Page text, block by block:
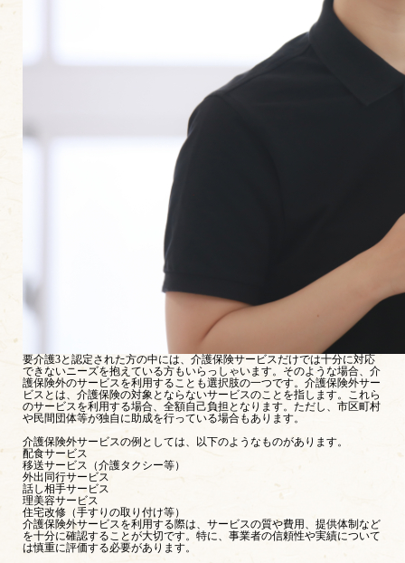
要介護3と認定された方の中には、介護保険サービスだけでは十分に対応
できないニーズを抱えている方もいらっしゃいます。そのような場合、介
護保険外のサービスを利用することも選択肢の一つです。介護保険外サー
ビスとは、介護保険の対象とならないサービスのことを指します。これら
のサービスを利用する場合、全額自己負担となります。ただし、市区町村
や民間団体等が独自に助成を行っている場合もあります。
介護保険外サービスの例としては、以下のようなものがあります。
配食サービス
移送サービス（介護タクシー等）
外出同行サービス
話し相手サービス
理美容サービス
住宅改修（手すりの取り付け等）
介護保険外サービスを利用する際は、サービスの質や費用、提供体制など
を十分に確認することが大切です。特に、事業者の信頼性や実績について
は慎重に評価する必要があります。